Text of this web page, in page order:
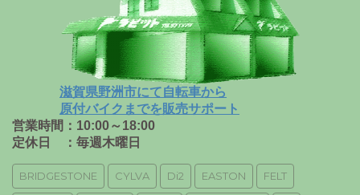
滋賀県野洲市にて自転車から
原付バイクまでを販売サポート
営業時間：10:00～18:00
定休日 ：毎週木曜日
BRIDGESTONE CYLVA Di2 EASTON FELT